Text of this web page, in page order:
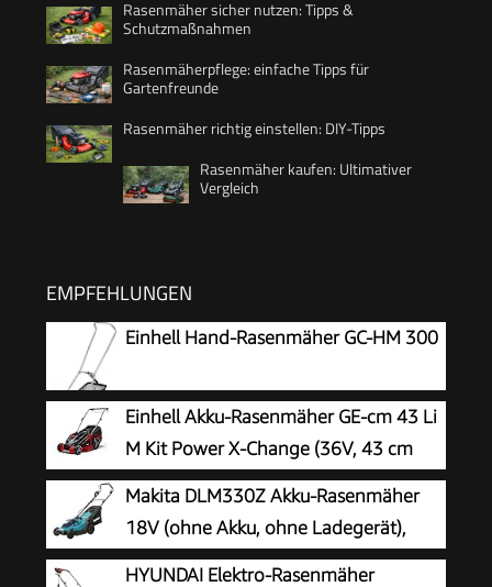
Rasenmäher sicher nutzen: Tipps &
Schutzmaßnahmen
Rasenmäherpflege: einfache Tipps für
Gartenfreunde
Rasenmäher richtig einstellen: DIY-Tipps
Rasenmäher kaufen: Ultimativer
Vergleich
EMPFEHLUNGEN
Einhell Hand-Rasenmäher GC-HM 300
Einhell Akku-Rasenmäher GE-cm 43 Li
M Kit Power X-Change (36V, 43 cm
Schnittbreite, bis 600 m², Brushless,
Mulch-Kit, 63L Fangkorb, 25-75 mm
Schnitthöhe, inkl. 2X 4,0Ah + 2X Ladegerät)
Makita DLM330Z Akku-Rasenmäher
18V (ohne Akku, ohne Ladegerät),
Petrol
HYUNDAI Elektro-Rasenmäher